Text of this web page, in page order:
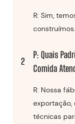
R: Sim,
2
P: Quais
Comida
R: Nossa
exportação,
técnicas